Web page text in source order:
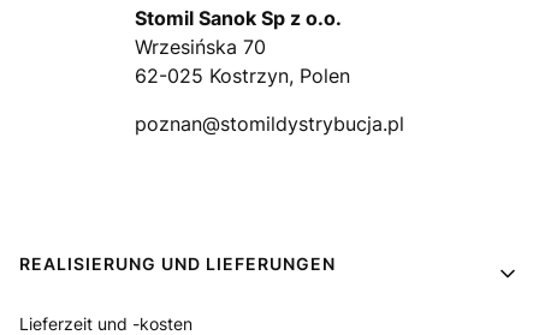
Stomil Sanok Sp z o.o.
Wrzesińska 70
62-025 Kostrzyn, Polen
poznan@stomildystrybucja.pl
Fußzeilenmenü
REALISIERUNG UND LIEFERUNGEN
Lieferzeit und -kosten